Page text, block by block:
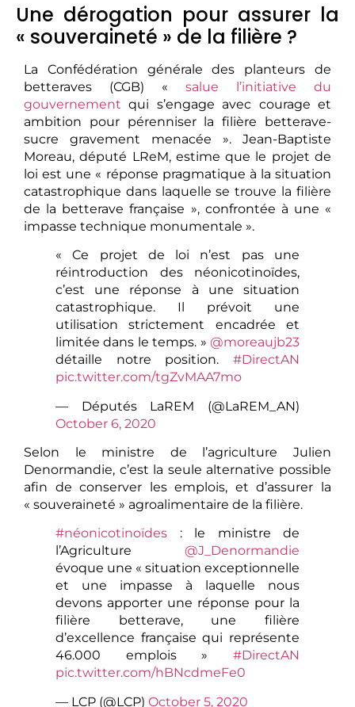
Une dérogation pour assurer la
« souveraineté » de la filière ?
La Confédération générale des planteurs de
betteraves (CGB) « salue l’initiative du
gouvernement qui s’engage avec courage et
ambition pour pérenniser la filière betterave-
sucre gravement menacée ». Jean-Baptiste
Moreau, député LReM, estime que le projet de
loi est une « réponse pragmatique à la situation
catastrophique dans laquelle se trouve la filière
de la betterave française », confrontée à une «
impasse technique monumentale ».
« Ce projet de loi n’est pas une
réintroduction des néonicotinoïdes,
c’est une réponse à une situation
catastrophique. Il prévoit une
utilisation strictement encadrée et
limitée dans le temps. » @moreaujb23
détaille notre position. #DirectAN
pic.twitter.com/tgZvMAA7mo
— Députés LaREM (@LaREM_AN)
October 6, 2020
Selon le ministre de l’agriculture Julien
Denormandie, c’est la seule alternative possible
afin de conserver les emplois, et d’assurer la
« souveraineté » agroalimentaire de la filière.
#néonicotinoïdes : le ministre de
l’Agriculture @J_Denormandie
évoque une « situation exceptionnelle
et une impasse à laquelle nous
devons apporter une réponse pour la
filière betterave, une filière
d’excellence française qui représente
46.000 emplois » #DirectAN
pic.twitter.com/hBNcdmeFe0
— LCP (@LCP) October 5, 2020